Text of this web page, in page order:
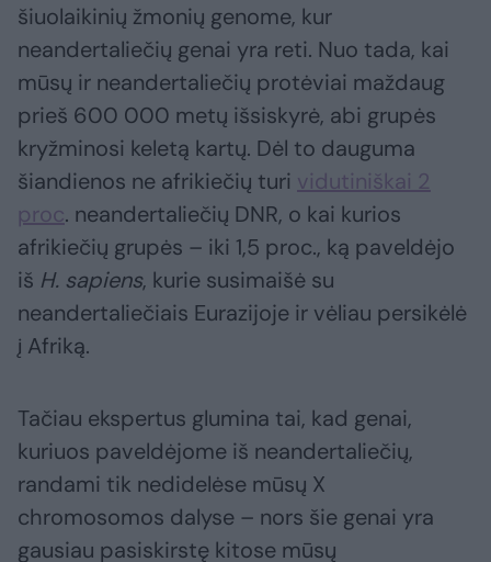
šiuolaikinių žmonių genome, kur
neandertaliečių genai yra reti. Nuo tada, kai
mūsų ir neandertaliečių protėviai maždaug
prieš 600 000 metų išsiskyrė, abi grupės
kryžminosi keletą kartų. Dėl to dauguma
šiandienos ne afrikiečių turi vidutiniškai 2
proc. neandertaliečių DNR, o kai kurios
afrikiečių grupės – iki 1,5 proc., ką paveldėjo
iš H. sapiens, kurie susimaišė su
neandertaliečiais Eurazijoje ir vėliau persikėlė
į Afriką.
Tačiau ekspertus glumina tai, kad genai,
kuriuos paveldėjome iš neandertaliečių,
randami tik nedidelėse mūsų X
chromosomos dalyse – nors šie genai yra
gausiau pasiskirstę kitose mūsų